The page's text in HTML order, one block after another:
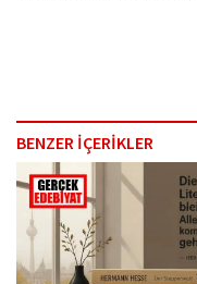
BENZER İÇERİKLER